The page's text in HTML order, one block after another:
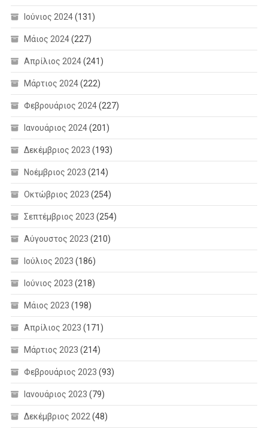
Ιούνιος 2024(131)
Μάιος 2024(227)
Απρίλιος 2024(241)
Μάρτιος 2024(222)
Φεβρουάριος 2024(227)
Ιανουάριος 2024(201)
Δεκέμβριος 2023 (193)
Νοέμβριος 2023 (214)
Οκτώβριος 2023 (254)
Σεπτέμβριος 2023 (254)
Αύγουστος 2023 (210)
Ιούλιος 2023 (186)
Ιούνιος 2023 (218)
Μάιος 2023 (198)
Απρίλιος 2023 (171)
Μάρτιος 2023 (214)
Φεβρουάριος 2023 (93)
Ιανουάριος 2023 (79)
Δεκέμβριος 2022 (48)